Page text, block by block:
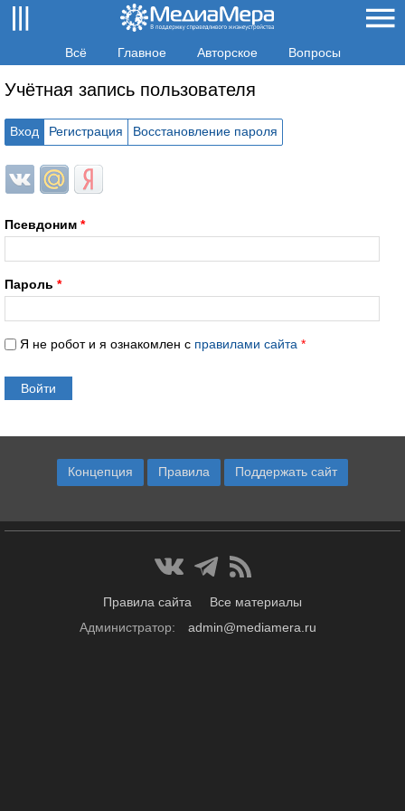
Всё Главное Авторское Вопросы
Учётная запись пользователя
Вход Регистрация Восстановление пароля
Login with ВКонтакте
Login with Mail.ru
Login with Яндекс
Псевдоним *
Пароль *
Я не робот и я ознакомлен с правилами сайта *
Концепция Правила Поддержать сайт
Правила сайта
Все материалы
Администратор:
admin@mediamera.ru